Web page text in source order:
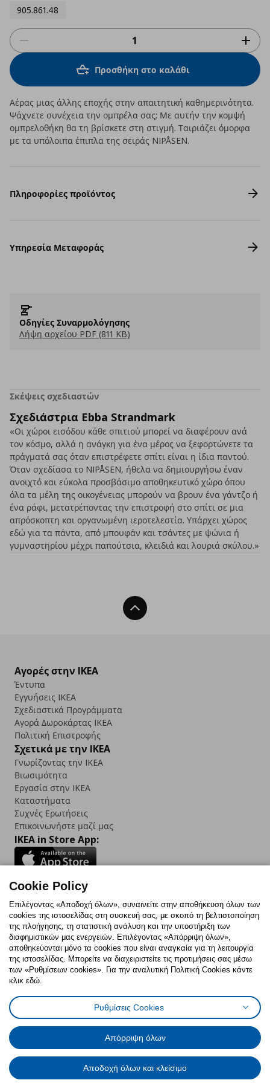
905.861.48
Προσθήκη στο καλάθι
Αέρας μιας άλλης εποχής στην απαιτητική καθημερινότητα.
Ψάχνετε συνέχεια την ομπρέλα σας; Με αυτήν την κομψή
ομπρελοθήκη θα τη βρίσκετε στη στιγμή. Ταιριάζει όμορφα
με τα υπόλοιπα έπιπλα της σειράς NIPÅSEN.
Πληροφορίες προϊόντος
Υπηρεσία Μεταφοράς
Οδηγίες Συναρμολόγησης
Λήψη αρχείου PDF (811 KB)
Σκέψεις σχεδιαστών
Σχεδιάστρια Ebba Strandmark
«Οι χώροι εισόδου κάθε σπιτιού μπορεί να διαφέρουν ανά
τον κόσμο, αλλά η ανάγκη για ένα μέρος να ξεφορτώνετε τα
πράγματά σας όταν επιστρέφετε σπίτι είναι η ίδια παντού.
Όταν σχεδίασα το NIPÅSEN, ήθελα να δημιουργήσω έναν
ανοιχτό και εύκολα προσβάσιμο αποθηκευτικό χώρο όπου
όλα τα μέλη της οικογένειας μπορούν να βρουν ένα γάντζο ή
ένα ράφι, μετατρέποντας την επιστροφή στο σπίτι σε μια
απρόσκοπτη και οργανωμένη ιεροτελεστία. Υπάρχει χώρος
εδώ για τα πάντα, από μπουφάν και τσάντες με ψώνια ή
γυμναστηρίου μέχρι παπούτσια, κλειδιά και λουριά σκύλου.»
Back To Top
Αγορές στην IKEA
Έντυπα
Εγγυήσεις IKEA
Σχεδιαστικά Προγράμματα
Αγορά Δωρoκάρτας IKEA
Πολιτική Επιστροφής
Σχετικά με την IKEA
Γνωρίζοντας την IKEA
Βιωσιμότητα
Εργασία στην IKEA
Καταστήματα
Συχνές Ερωτήσεις
Επικοινωνήστε μαζί μας
IKEA in Store App:
Follow us:
FacebookInstagram
TikTokYoutubePinterestTwitter
Πολιτική CookiesΔήλωση ψηφιακής προσβασιμότητας
Ρυθμίσεις cookiesΌροι Χρήσης
Γενική Πολιτική Προσωπικών Δεδομένων
Πολιτική Προσωπικών Δεδομένων για ΙΚΕΑ.gr
Κώδικας Καταναλωτικής Δεοντολογίας
Cookie Policy
Επιλέγοντας «Αποδοχή όλων», συναινείτε στην αποθήκευση όλων των
cookies της ιστοσελίδας στη συσκευή σας, με σκοπό τη βελτιστοποίηση
της πλοήγησης, τη στατιστική ανάλυση και την υποστήριξη των
διαφημιστικών μας ενεργειών. Επιλέγοντας «Απόρριψη όλων»,
αποθηκεύονται μόνο τα cookies που είναι αναγκαία για τη λειτουργία
της ιστοσελίδας. Μπορείτε να διαχειριστείτε τις προτιμήσεις σας μέσω
των «Ρυθμίσεων cookies». Για την αναλυτική Πολιτική Cookies κάντε
κλικ εδώ.
Ρυθμίσεις Cookies
Απόρριψη όλων
Αποδοχή όλων και κλείσιμο